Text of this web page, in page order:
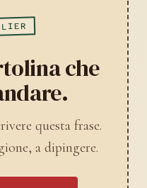
che
questa frase.
a dipingere.